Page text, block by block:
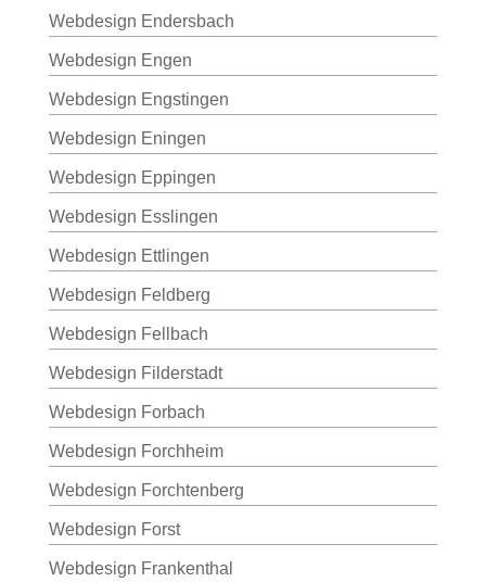
Webdesign Endersbach
Webdesign Engen
Webdesign Engstingen
Webdesign Eningen
Webdesign Eppingen
Webdesign Esslingen
Webdesign Ettlingen
Webdesign Feldberg
Webdesign Fellbach
Webdesign Filderstadt
Webdesign Forbach
Webdesign Forchheim
Webdesign Forchtenberg
Webdesign Forst
Webdesign Frankenthal